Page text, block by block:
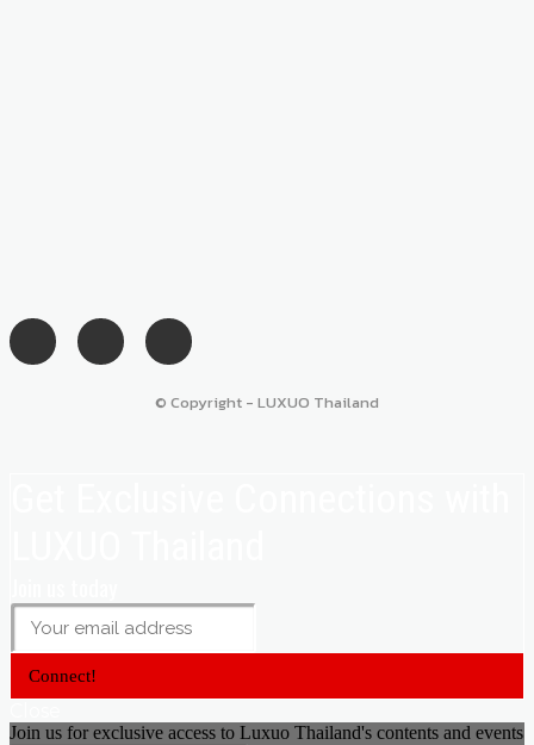
© Copyright - LUXUO Thailand
Connect!
Join us for exclusive access to Luxuo Thailand's contents and events